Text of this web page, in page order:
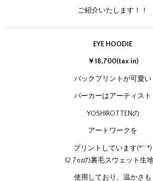
ご紹介いたします！！
EYE HOODIE
￥18,700(tax in)
バックプリントが可愛い
パーカーはアーティスト
YOSHIROTTENの
アートワークを
プリントしています(*^^*)
12.7ozの裏毛スウェット生
使用しており、温かさも